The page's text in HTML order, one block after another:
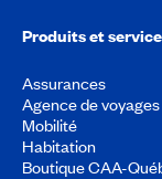
Produits et
Assurances
Agence de voyages
Mobilité
Habitation
Boutique CAA-